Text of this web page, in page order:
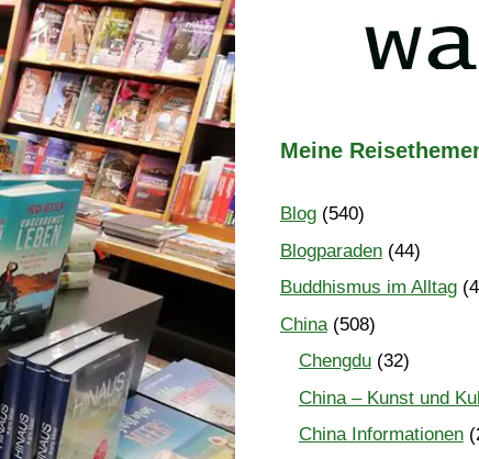
Meine
Blog(540)
Blogparaden(44)
Buddhismus im Alltag
China(508)
Chengdu(32)
China – Kunst und
China Informationen